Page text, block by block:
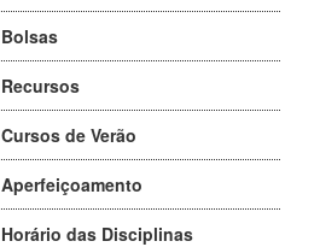
Bolsas
Recursos
Cursos de Verão
Aperfeiçoamento
Horário das Disciplinas